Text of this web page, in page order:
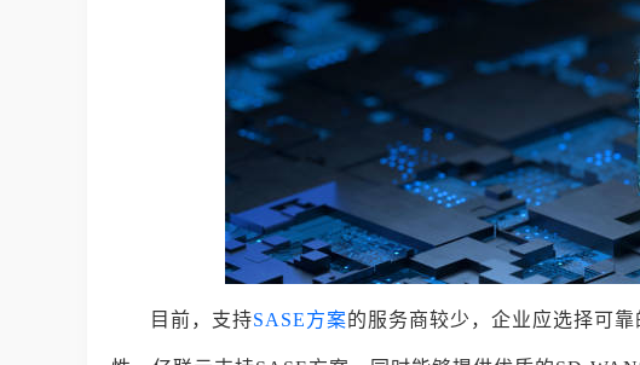
目前，支持SASE方案的服务商较少，企业应选择可